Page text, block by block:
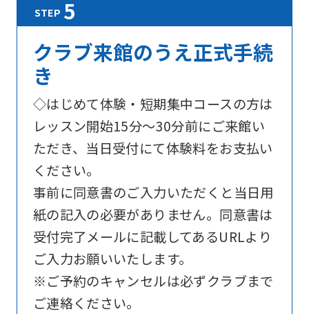
クラブ来館のうえ正式手続
き
◇はじめて体験・短期集中コースの方は
レッスン開始15分～30分前にご来館い
ただき、当日受付にて体験料をお支払い
ください。
事前に同意書のご入力いただくと当日用
紙の記入の必要がありません。同意書は
受付完了メールに記載してあるURLより
ご入力お願いいたします。
※ご予約のキャンセルは必ずクラブまで
ご連絡ください。
For
foreigners
Central
Sports
official
website
is
automatically
translated
into
English.
Click